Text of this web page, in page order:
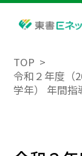
TOP
令和２年度（
学年） 年間指